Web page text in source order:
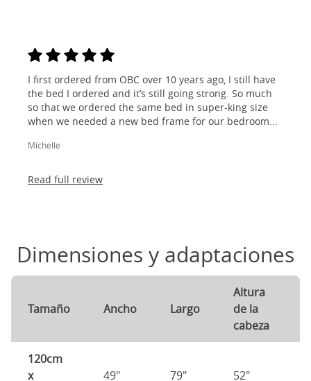
I first ordered from OBC over 10 years ago, I still have
the bed I ordered and it’s still going strong. So much
so that we ordered the same bed in super-king size
when we needed a new bed frame for our bedroom...
Michelle
Read full review
Dimensiones y adaptaciones
Tamaño Ancho Largo
Altura
de la
cabeza
120cm
x
49" 79" 52"